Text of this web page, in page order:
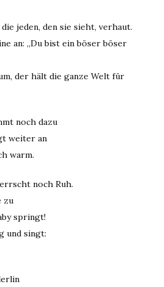
jeden, den sie sieht, verhaut.
an: „Du bist ein böser böser
der hält die ganze Welt für
noch dazu
weiter an
warm.
noch Ruh.
zu
springt!
und singt: